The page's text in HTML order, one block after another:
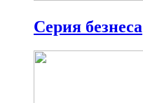
Серия безнеса